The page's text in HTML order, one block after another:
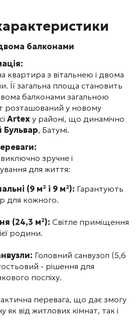
балконами
квартира з вітальнею і двома
Її загальна площа становить
балконами загальною
розташований у новому
Artex у районі, що динамічно
Бульвар, Батумі.
зручне і
для життя:
(9 м² і 9 м²): Гарантують
для кожного.
(24,3 м²): Світле приміщення
родини.
Головний санвузол (5,6
- рішення для
поспіху.
перевага, що дає змогу
як від житлових кімнат, так і